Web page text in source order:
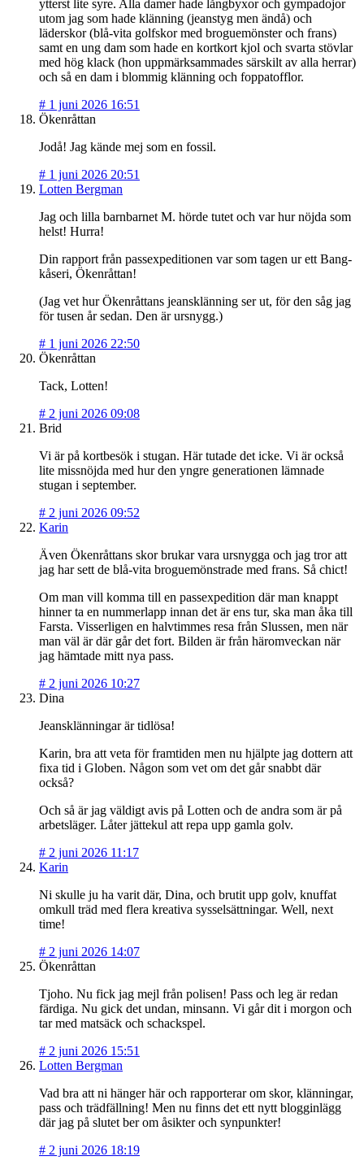
ytterst lite syre. Alla damer hade långbyxor och gympadojor
utom jag som hade klänning (jeanstyg men ändå) och
läderskor (blå-vita golfskor med broguemönster och frans)
samt en ung dam som hade en kortkort kjol och svarta stövlar
med hög klack (hon uppmärksammades särskilt av alla herrar)
och så en dam i blommig klänning och foppatofflor.
# 1 juni 2026 16:51
Ökenråttan
Jodå! Jag kände mej som en fossil.
# 1 juni 2026 20:51
Lotten Bergman
Jag och lilla barnbarnet M. hörde tutet och var hur nöjda som
helst! Hurra!
Din rapport från passexpeditionen var som tagen ur ett Bang-
kåseri, Ökenråttan!
(Jag vet hur Ökenråttans jeansklänning ser ut, för den såg jag
för tusen år sedan. Den är ursnygg.)
# 1 juni 2026 22:50
Ökenråttan
Tack, Lotten!
# 2 juni 2026 09:08
Brid
Vi är på kortbesök i stugan. Här tutade det icke. Vi är också
lite missnöjda med hur den yngre generationen lämnade
stugan i september.
# 2 juni 2026 09:52
Karin
Även Ökenråttans skor brukar vara ursnygga och jag tror att
jag har sett de blå-vita broguemönstrade med frans. Så chict!
Om man vill komma till en passexpedition där man knappt
hinner ta en nummerlapp innan det är ens tur, ska man åka till
Farsta. Visserligen en halvtimmes resa från Slussen, men när
man väl är där går det fort. Bilden är från häromveckan när
jag hämtade mitt nya pass.
# 2 juni 2026 10:27
Dina
Jeansklänningar är tidlösa!
Karin, bra att veta för framtiden men nu hjälpte jag dottern att
fixa tid i Globen. Någon som vet om det går snabbt där
också?
Och så är jag väldigt avis på Lotten och de andra som är på
arbetsläger. Låter jättekul att repa upp gamla golv.
# 2 juni 2026 11:17
Karin
Ni skulle ju ha varit där, Dina, och brutit upp golv, knuffat
omkull träd med flera kreativa sysselsättningar. Well, next
time!
# 2 juni 2026 14:07
Ökenråttan
Tjoho. Nu fick jag mejl från polisen! Pass och leg är redan
färdiga. Nu gick det undan, minsann. Vi går dit i morgon och
tar med matsäck och schackspel.
# 2 juni 2026 15:51
Lotten Bergman
Vad bra att ni hänger här och rapporterar om skor, klänningar,
pass och trädfällning! Men nu finns det ett nytt blogginlägg
där jag på slutet ber om åsikter och synpunkter!
# 2 juni 2026 18:19